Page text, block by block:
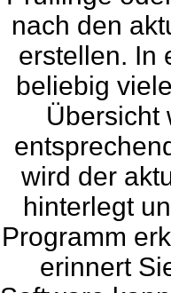
nach den
erstellen. In
beliebig
Übersicht
wird der
hinterlegt
Programm
erinnert